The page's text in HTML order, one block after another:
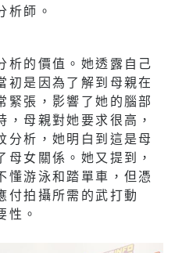
析師。
析的價值。她透露自己
初是因為了解到母親在
緊張，影響了她的腦部
母親對她要求很高，
分析，她明白到這是母
女關係。她又提到，
懂游泳和踏單車，但憑
付拍攝所需的武打動
性。